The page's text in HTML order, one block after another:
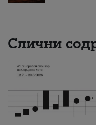
Слични